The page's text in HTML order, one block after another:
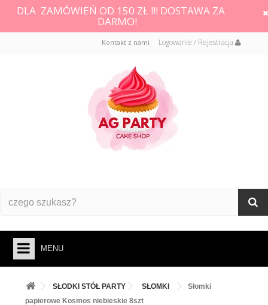
DLA ZAMÓWIEŃ OD 150 ZŁ !!! DOSTAWA ZA
DARMO!
Logowanie / Rejestracja
Kontakt z nami
MENU
PIECZENIE
SŁODKI STÓŁ PARTY SŁOMKI
Słomki
papierowe Kosmos niebieskie 8szt